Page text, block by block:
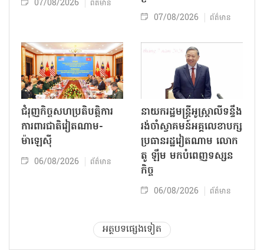
07/08/2026 ព័ត៌មាន
07/08/2026 ព័ត៌មាន
ជំរុញកិច្ចសហប្រតិបត្តិការ
ការពារជាតិវៀតណាម-
ម៉ាឡេស៊ី
06/08/2026 ព័ត៌មាន
នាយករដ្ឋមន្ត្រីអូស្ត្រាលីទន្ទឹង
រង់ចាំស្វាគមន៍អគ្គលេខាបក្ស
ប្រធានរដ្ឋវៀតណាម លោក
តូ ឡឹម មកបំពេញទស្សន
កិច្ច
06/08/2026 ព័ត៌មាន
អត្ថបទផ្សេងទៀត